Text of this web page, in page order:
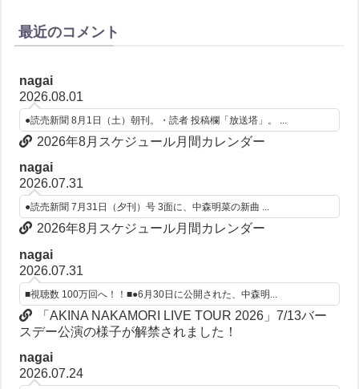
最近のコメント
nagai
2026.08.01
●読売新聞 8月1日（土）朝刊。・読者 投稿欄「放送塔」。 ...
2026年8月スケジュール月間カレンダー
nagai
2026.07.31
●読売新聞 7月31日（夕刊）号 3面に、中森明菜の新曲 ...
2026年8月スケジュール月間カレンダー
nagai
2026.07.31
■視聴数 100万回へ！！■●6月30日に公開された、中森明...
「AKINA NAKAMORI LIVE TOUR 2026」7/13バー
スデー公演の様子が解禁されました！
nagai
2026.07.24